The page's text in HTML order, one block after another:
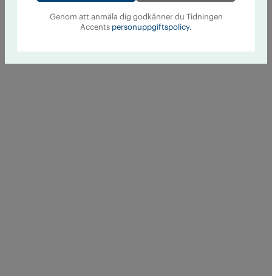
Genom att anmäla dig godkänner du Tidningen
Accents personuppgiftspolicy.